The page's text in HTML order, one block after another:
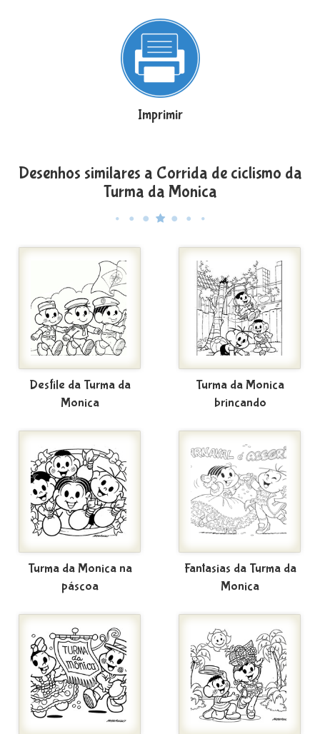
Imprimir
Desenhos similares a Corrida de ciclismo da
Turma da Monica
Desfile da Turma da
Monica
Turma da Monica
brincando
Turma da Monica na
páscoa
Fantasias da Turma da
Monica